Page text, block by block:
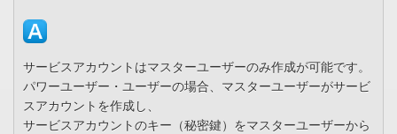
サービスアカウントはマスターユーザーのみ作成が可能です。
パワーユーザー・ユーザーの場合、マスターユーザーがサービ
スアカウントを作成し、
サービスアカウントのキー（秘密鍵）をマスターユーザーから